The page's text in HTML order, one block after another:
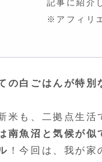
記事に紹介
※アフィリ
の白ごはんが特別
米も、二拠点生
南魚沼と気候が似
！今回は、我が